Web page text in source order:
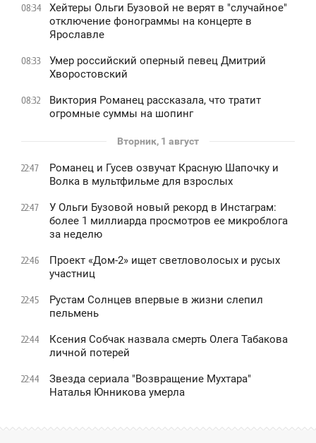
08:34
Хейтеры Ольги Бузовой не верят в "случайное"
отключение фонограммы на концерте в
Ярославле
08:33
Умер российский оперный певец Дмитрий
Хворостовский
08:32
Виктория Романец рассказала, что тратит
огромные суммы на шопинг
Вторник, 1 август
22:47
Романец и Гусев озвучат Красную Шапочку и
Волка в мультфильме для взрослых
22:47
У Ольги Бузовой новый рекорд в Инстаграм:
более 1 миллиарда просмотров ее микроблога
за неделю
22:46
Проект «Дом-2» ищет светловолосых и русых
участниц
22:45
Рустам Солнцев впервые в жизни слепил
пельмень
22:44
Ксения Собчак назвала смерть Олега Табакова
личной потерей
22:44
Звезда сериала "Возвращение Мухтара"
Наталья Юнникова умерла